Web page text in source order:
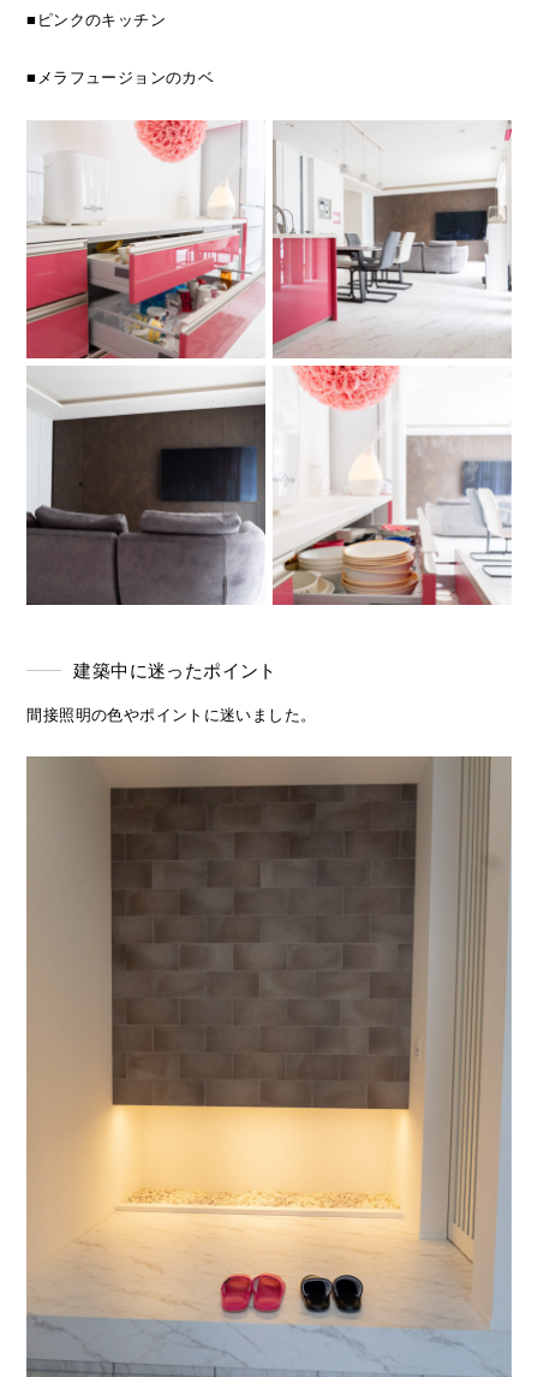
■ピンクのキッチン
■メラフュージョンのカベ
建築中に迷ったポイント
間接照明の色やポイントに迷いました。